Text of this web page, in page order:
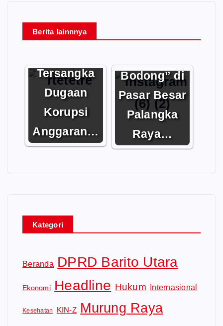
Berita lainnnya
Profesor
Tersangka
Dugaan
Korupsi
Anggaran…
Bodong” di
Pasar Besar
Palangka
Raya…
Kategori
Beranda DPRD Barito Utara
Ekonomi Headline Hukum Internasional
Kesehatan KIN-Z Murung Raya